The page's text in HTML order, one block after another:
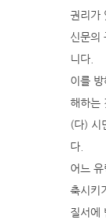
권리가
신문의
니다.
이를
해하는
(다) 시
다.
어느
축시키
질서에